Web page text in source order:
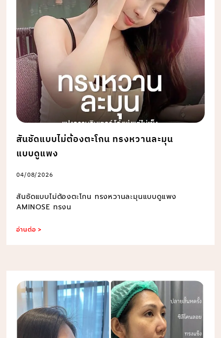
สันชัดแบบไม่ต้องตะโกน ทรงหวานละมุน
แบบดูแพง
04/08/2026
สันชัดแบบไม่ต้องตะโกน ทรงหวานละมุนแบบดูแพง
AMINOSE ทรงน
อ่านต่อ >